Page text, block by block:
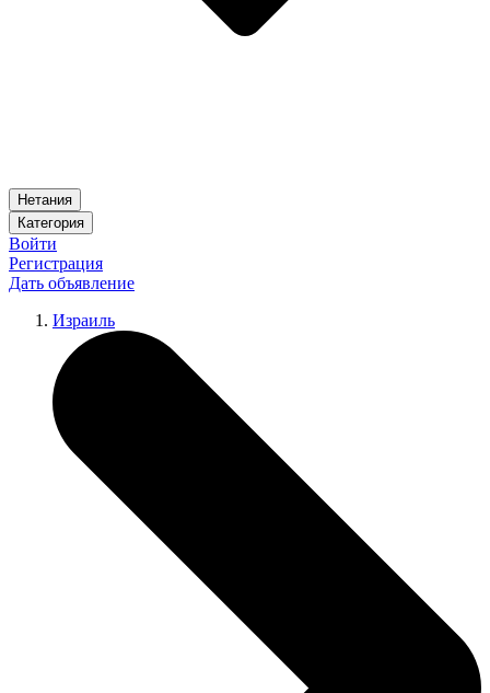
Нетания
Категория
Войти
Регистрация
Дать объявление
Израиль